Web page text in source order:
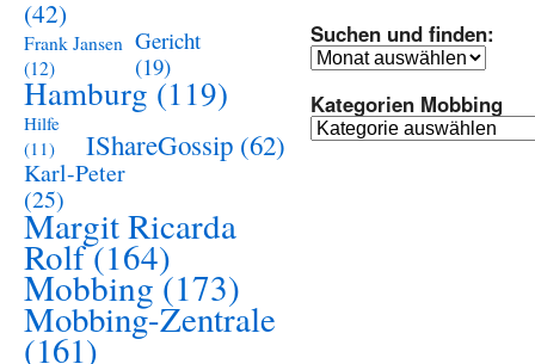
(42)
Frank Jansen
(12)
Gericht
(19)
Hamburg (119)
Hilfe
(11)
IShareGossip (62)
Karl-Peter
(25)
Margit Ricarda
Rolf(164)
Mobbing(173)
Mobbing-Zentrale
(161)
Suchen und finden:
Suchen
finden:
Kategorien Mobbing
Kategorien